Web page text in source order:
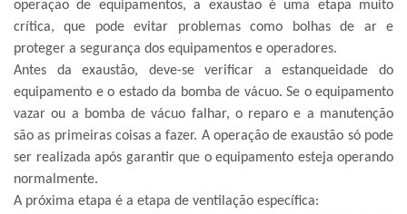
operação de equipamentos, a exaustão é uma etapa muito
crítica, que pode evitar problemas como bolhas de ar e
proteger a segurança dos equipamentos e operadores.
Antes da exaustão, deve-se verificar a estanqueidade do
equipamento e o estado da bomba de vácuo. Se o equipamento
vazar ou a bomba de vácuo falhar, o reparo e a manutenção
são as primeiras coisas a fazer. A operação de exaustão só pode
ser realizada após garantir que o equipamento esteja operando
normalmente.
A próxima etapa é a etapa de ventilação específica: